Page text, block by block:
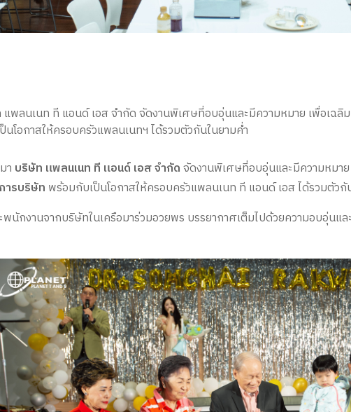
ลนเนท ที แอนด์ เอส จำกัด จัดงานพิเศษที่อบอุ่นและมีความหมาย เพื่อเฉลิ
โอกาสให้ครอบครัวแพลนเนทฯ ได้รวมตัวกันในยามค่ำ
า บริษัท แพลนเนท ที แอนด์ เอส จำกัดจัดงานพิเศษที่อบอุ่นและมีความหมาย
ารบริษัท พร้อมกับเป็นโอกาสให้ครอบครัวแพลนเนท ที แอนด์ เอส ได้รวมตัวกั
นักงานจากบริษัทในเครือมาร่วมอวยพร บรรยากาศเต็มไปด้วยความอบอุ่นแ